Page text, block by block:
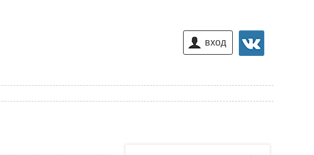
вход